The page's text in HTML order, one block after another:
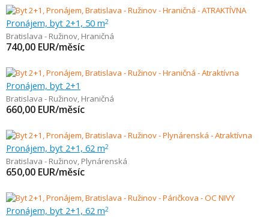
Pronájem, byt 2+1, 50 m2
Bratislava - Ružinov, Hraničná
740,00 EUR/měsíc
Pronájem, byt 2+1
Bratislava - Ružinov, Hraničná
660,00 EUR/měsíc
Pronájem, byt 2+1, 62 m2
Bratislava - Ružinov, Plynárenská
650,00 EUR/měsíc
Pronájem, byt 2+1, 62 m2